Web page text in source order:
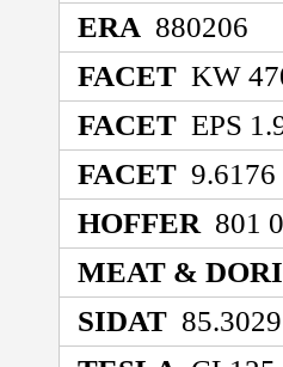
ERA 880206
FACET KW
FACET EPS
FACET 9.6176
HOFFER 801
MEAT &
SIDAT